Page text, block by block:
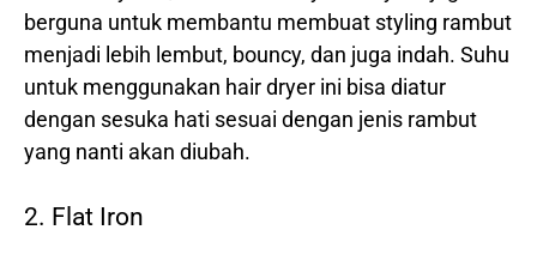
berguna untuk membantu membuat styling rambut
menjadi lebih lembut, bouncy, dan juga indah. Suhu
untuk menggunakan hair dryer ini bisa diatur
dengan sesuka hati sesuai dengan jenis rambut
yang nanti akan diubah.
2. Flat Iron